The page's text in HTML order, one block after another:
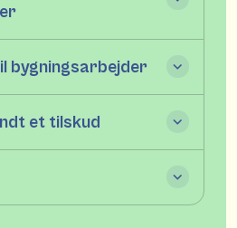
bygningsarbejder
et tilskud